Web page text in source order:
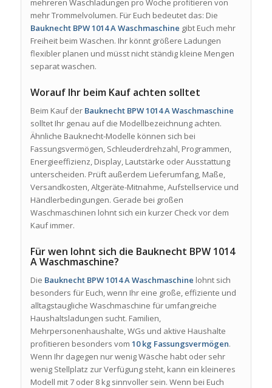
mehreren Waschladungen pro Woche profitieren von
mehr Trommelvolumen. Für Euch bedeutet das: Die
Bauknecht BPW 1014 A Waschmaschine gibt Euch mehr
Freiheit beim Waschen. Ihr könnt größere Ladungen
flexibler planen und müsst nicht ständig kleine Mengen
separat waschen.
Worauf Ihr beim Kauf achten solltet
Beim Kauf der Bauknecht BPW 1014 A Waschmaschine
solltet Ihr genau auf die Modellbezeichnung achten.
Ähnliche Bauknecht-Modelle können sich bei
Fassungsvermögen, Schleuderdrehzahl, Programmen,
Energieeffizienz, Display, Lautstärke oder Ausstattung
unterscheiden. Prüft außerdem Lieferumfang, Maße,
Versandkosten, Altgeräte-Mitnahme, Aufstellservice und
Händlerbedingungen. Gerade bei großen
Waschmaschinen lohnt sich ein kurzer Check vor dem
Kauf immer.
Für wen lohnt sich die Bauknecht BPW 1014
A Waschmaschine?
Die Bauknecht BPW 1014 A Waschmaschine lohnt sich
besonders für Euch, wenn Ihr eine große, effiziente und
alltagstaugliche Waschmaschine für umfangreiche
Haushaltsladungen sucht. Familien,
Mehrpersonenhaushalte, WGs und aktive Haushalte
profitieren besonders vom 10 kg Fassungsvermögen.
Wenn Ihr dagegen nur wenig Wäsche habt oder sehr
wenig Stellplatz zur Verfügung steht, kann ein kleineres
Modell mit 7 oder 8 kg sinnvoller sein. Wenn bei Euch